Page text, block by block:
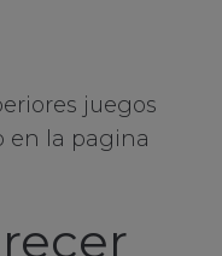
juegos
en la pagina